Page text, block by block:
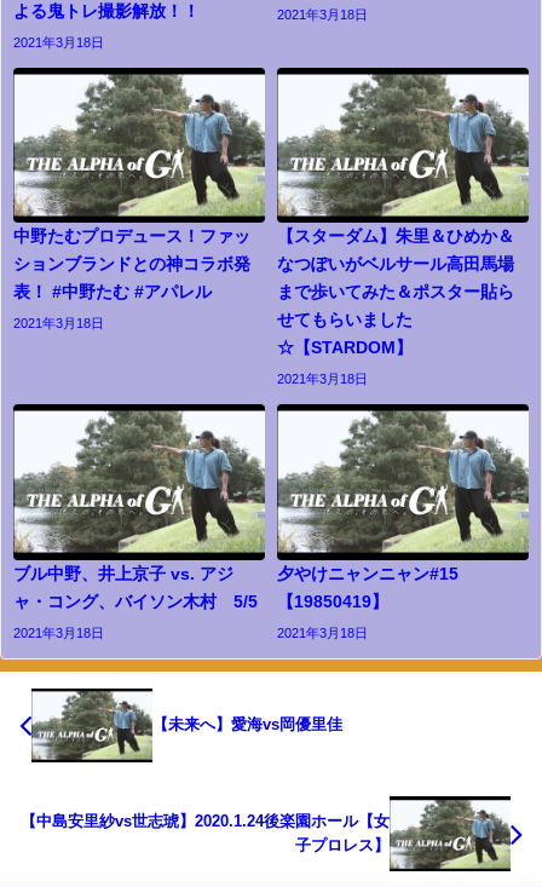
よる鬼トレ撮影解放！！
2021年3月18日
2021年3月18日
中野たむプロデュース！ファッ
ションブランドとの神コラボ発
表！ #中野たむ #アパレル
2021年3月18日
【スターダム】朱里＆ひめか＆
なつぽいがベルサール高田馬場
まで歩いてみた＆ポスター貼ら
せてもらいました
☆【STARDOM】
2021年3月18日
ブル中野、井上京子 vs. アジ
ャ・コング、バイソン木村 5/5
2021年3月18日
夕やけニャンニャン#15
【19850419】
2021年3月18日
【未来へ】愛海vs岡優里佳
【中島安里紗vs世志琥】2020.1.24後楽園ホール【女
子プロレス】